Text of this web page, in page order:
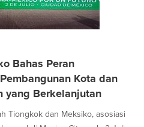
Bahas Peran
Kota dan
yang Berkelanjutan
Tiongkok dan Meksiko, asosiasi